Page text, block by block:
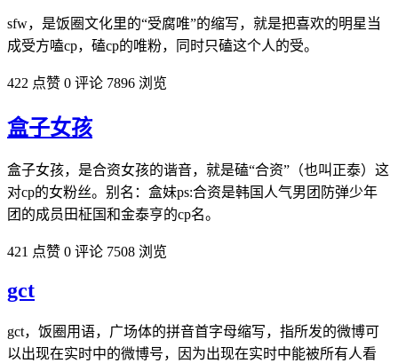
sfw，是饭圈文化里的“受腐唯”的缩写，就是把喜欢的明星当
成受方嗑cp，磕cp的唯粉，同时只磕这个人的受。
422 点赞 0 评论 7896 浏览
盒子女孩
盒子女孩，是合资女孩的谐音，就是磕“合资”（也叫正泰）这
对cp的女粉丝。别名：盒妹ps:合资是韩国人气男团防弹少年
团的成员田柾国和金泰亨的cp名。
421 点赞 0 评论 7508 浏览
gct
gct，饭圈用语，广场体的拼音首字母缩写，指所发的微博可
以出现在实时中的微博号，因为出现在实时中能被所有人看